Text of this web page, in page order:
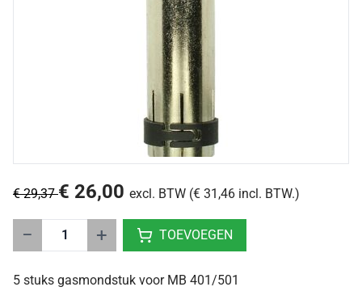
€ 29,37€ 26,00 excl. BTW (€ 31,46 incl. BTW.)
− + TOEVOEGEN
5 stuks gasmondstuk voor MB 401/501